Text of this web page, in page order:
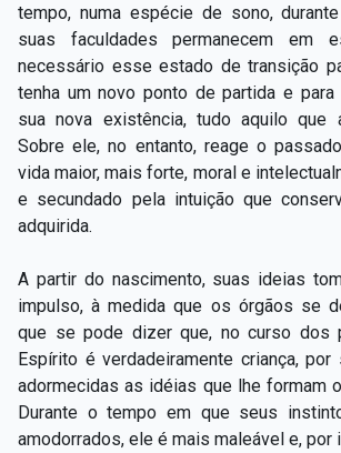
Capítulo XXVII — Pedi e obtereis
Capítulo XXVIII — Coletânea de
tempo, numa espécie de sono,
suas faculdades permanecem em
necessário esse estado de transição
tenha um novo ponto de partida e para
sua nova existência, tudo aquilo que
Sobre ele, no entanto, reage o
vida maior, mais forte, moral e
e secundado pela intuição que
adquirida.
A partir do nascimento, suas ideias
impulso, à medida que os órgãos se
que se pode dizer que, no curso dos
Espírito é verdadeiramente criança, por
adormecidas as idéias que lhe formam
Durante o tempo em que seus
amodorrados, ele é mais maleável e, por